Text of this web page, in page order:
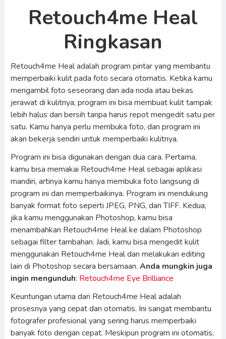
Retouch4me Heal
Ringkasan
Retouch4me Heal adalah program pintar yang membantu
memperbaiki kulit pada foto secara otomatis. Ketika kamu
mengambil foto seseorang dan ada noda atau bekas
jerawat di kulitnya, program ini bisa membuat kulit tampak
lebih halus dan bersih tanpa harus repot mengedit satu per
satu. Kamu hanya perlu membuka foto, dan program ini
akan bekerja sendiri untuk memperbaiki kulitnya.
Program ini bisa digunakan dengan dua cara. Pertama,
kamu bisa memakai Retouch4me Heal sebagai aplikasi
mandiri, artinya kamu hanya membuka foto langsung di
program ini dan memperbaikinya. Program ini mendukung
banyak format foto seperti JPEG, PNG, dan TIFF. Kedua,
jika kamu menggunakan Photoshop, kamu bisa
menambahkan Retouch4me Heal ke dalam Photoshop
sebagai filter tambahan. Jadi, kamu bisa mengedit kulit
menggunakan Retouch4me Heal dan melakukan editing
lain di Photoshop secara bersamaan. Anda mungkin juga
ingin mengunduh: Retouch4me Eye Brilliance
Keuntungan utama dari Retouch4me Heal adalah
prosesnya yang cepat dan otomatis. Ini sangat membantu
fotografer profesional yang sering harus memperbaiki
banyak foto dengan cepat. Meskipun program ini otomatis,